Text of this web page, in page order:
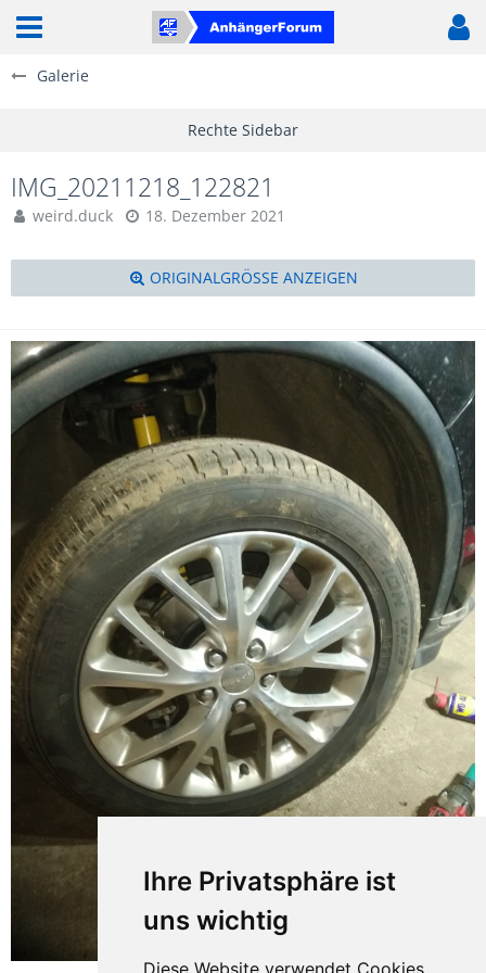
Ihre Privatsphäre ist
uns wichtig
Diese Website verwendet Cookies
Galerie
IMG_20211218_122821
weird.duck 18. Dezember 2021
ORIGINALGRÖSSE ANZEIGEN